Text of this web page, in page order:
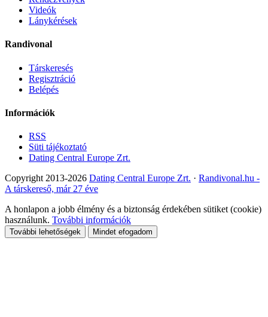
Videók
Lánykérések
Randivonal
Társkeresés
Regisztráció
Belépés
Információk
RSS
Süti tájékoztató
Dating Central Europe Zrt.
Copyright 2013-2026 Dating Central Europe Zrt. · Randivonal.hu -
A társkereső, már 27 éve
A honlapon a jobb élmény és a biztonság érdekében sütiket (cookie)
használunk. További információk
További lehetőségek Mindet efogadom